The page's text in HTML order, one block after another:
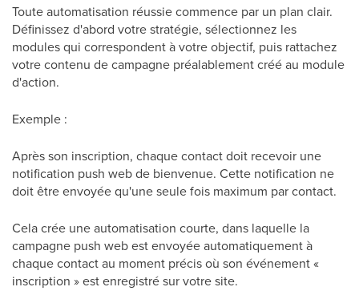
Toute automatisation réussie commence par un plan clair.
Définissez d'abord votre stratégie, sélectionnez les
modules qui correspondent à votre objectif, puis rattachez
votre contenu de campagne préalablement créé au module
d'action.
Exemple :
Après son inscription, chaque contact doit recevoir une
notification push web de bienvenue. Cette notification ne
doit être envoyée qu'une seule fois maximum par contact.
Cela crée une automatisation courte, dans laquelle la
campagne push web est envoyée automatiquement à
chaque contact au moment précis où son événement «
inscription » est enregistré sur votre site.